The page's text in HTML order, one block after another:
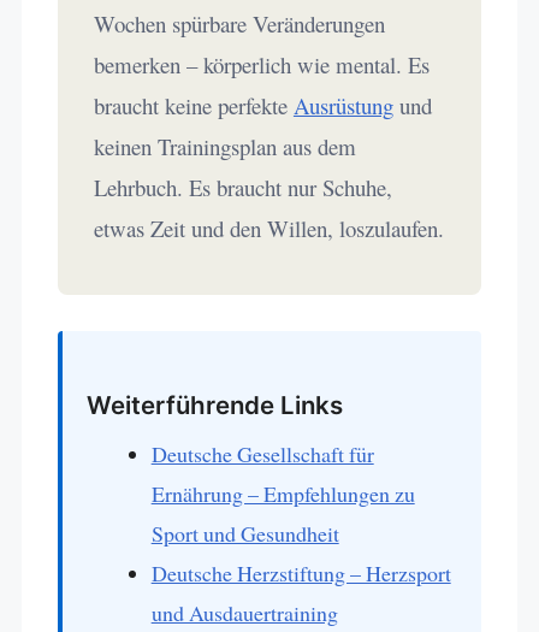
Wochen spürbare Veränderungen
bemerken – körperlich wie mental. Es
braucht keine perfekte Ausrüstungund
keinen Trainingsplan aus dem
Lehrbuch. Es braucht nur Schuhe,
etwas Zeit und den Willen, loszulaufen.
Weiterführende Links
Deutsche Gesellschaft für
Ernährung – Empfehlungen zu
Sport und Gesundheit
Deutsche Herzstiftung – Herzsport
und Ausdauertraining